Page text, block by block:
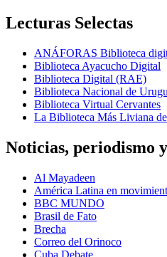
Lecturas Selectas
ANÁFORAS Biblioteca
Biblioteca Ayacucho Digital
Biblioteca Digital (RAE)
Biblioteca Nacional de
Biblioteca Virtual Cervantes
La Biblioteca Más Liviana
Noticias, periodismo
Al Mayadeen
América Latina en
BBC MUNDO
Brasil de Fato
Brecha
Correo del Orinoco
Cuba Debate